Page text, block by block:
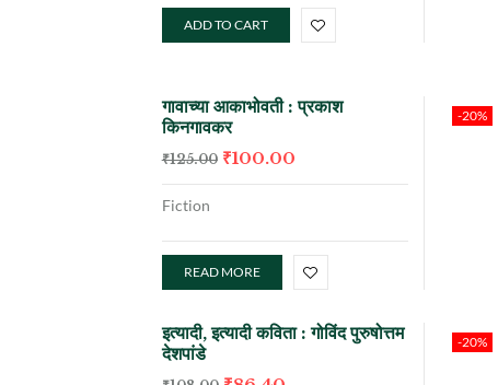
ADD TO CART
गावाच्या आकाभोवती : प्रकाश
किनगावकर
₹125.00 ₹100.00
Fiction
READ MORE
-20%
इत्यादी, इत्यादी कविता : गोविंद पुरुषोत्तम
देशपांडे
-20%